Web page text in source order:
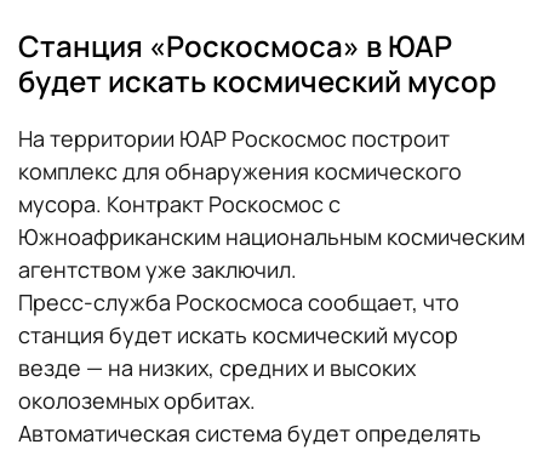
Станция «Роскосмоса» в ЮАР
будет искать космический мусор
На территории ЮАР Роскосмос построит
комплекс для обнаружения космического
мусора. Контракт Роскосмос с
Южноафриканским национальным космическим
агентством уже заключил.
Пресс-служба Роскосмоса сообщает, что
станция будет искать космический мусор
везде — на низких, средних и высоких
околоземных орбитах.
Автоматическая система будет определять